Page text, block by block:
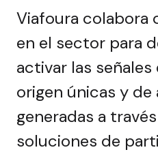
Viafoura colabora
en el sector para
activar las
origen únicas y
generadas a
soluciones de